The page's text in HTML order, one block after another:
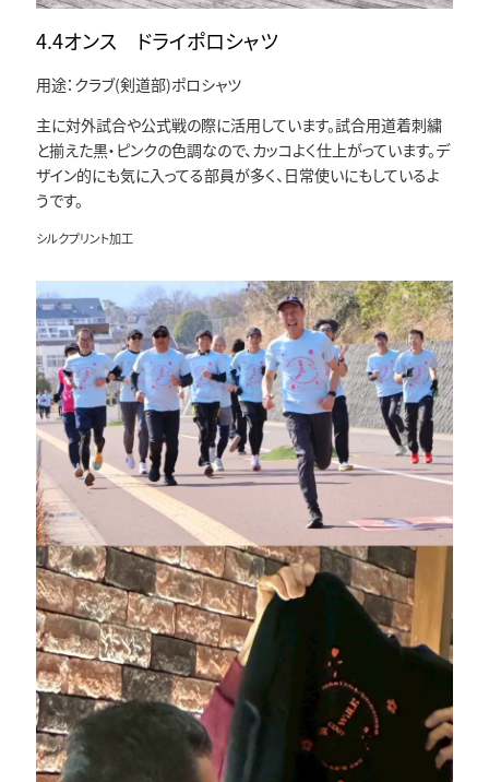
4.4オンス ドライポロシャツ
用途：クラブ(剣道部)ポロシャツ
主に対外試合や公式戦の際に活用しています。試合用道着刺繍
と揃えた黒・ピンクの色調なので、カッコよく仕上がっています。デ
ザイン的にも気に入ってる部員が多く、日常使いにもしているよ
うです。
シルクプリント加工